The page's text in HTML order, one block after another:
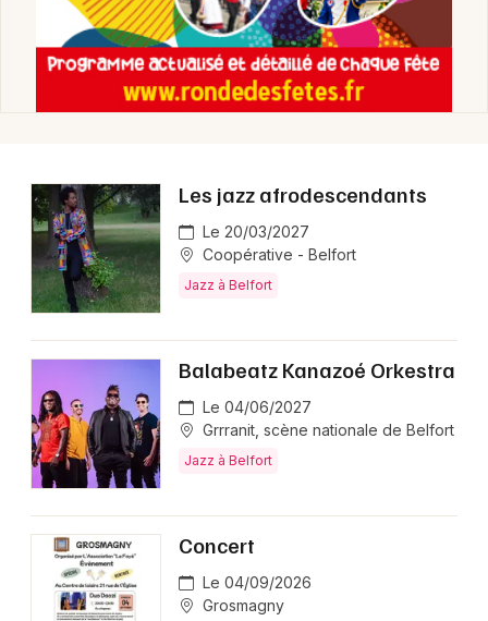
Jazz en Franche-Comté
Jazz en Bourgogne-Franche-Comté
Newsletter des sorties
Artistes en tournée
Actus à Belfort
Magazine à Belfort
Choisir mes départements
Les jazz afrodescendants
Le 20/03/2027
Coopérative - Belfort
Jazz à Belfort
Balabeatz Kanazoé Orkestra
Le 04/06/2027
Grrranit, scène nationale de Belfort
Jazz à Belfort
Concert
Le 04/09/2026
Grosmagny